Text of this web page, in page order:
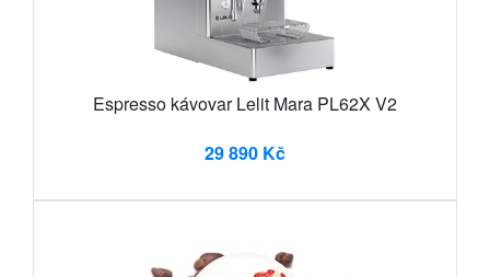
Espresso kávovar Lelit Mara PL62X V2
29 890 Kč